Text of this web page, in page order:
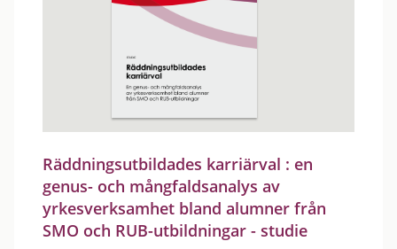
Räddningsutbildades karriärval : en
genus- och mångfaldsanalys av
yrkesverksamhet bland alumner från
SMO och RUB-utbildningar - studie